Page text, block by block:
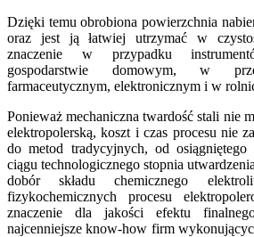
Dzięki temu obrobiona powierzchnia
oraz jest ją łatwiej utrzymać w
znaczenie w przypadku
gospodarstwie domowym, w
farmaceutycznym, elektronicznym i w
Ponieważ mechaniczna twardość stali nie
elektropolerską, koszt i czas procesu nie
do metod tradycyjnych, od osiągniętego
ciągu technologicznego stopnia
dobór składu chemicznego
fizykochemicznych procesu
znaczenie dla jakości efektu
najcenniejsze know-how firm